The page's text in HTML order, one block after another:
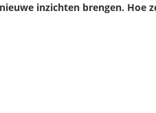
inzichten brengen. Hoe